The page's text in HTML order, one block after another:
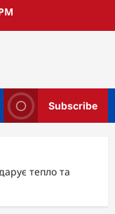
Subscribe
тепло та